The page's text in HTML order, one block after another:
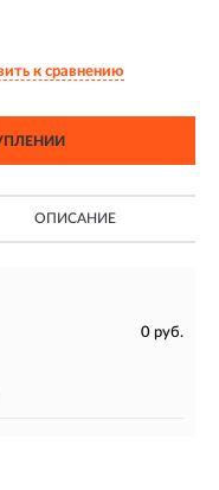
к сравнению
ОПИСАНИЕ
0 руб.